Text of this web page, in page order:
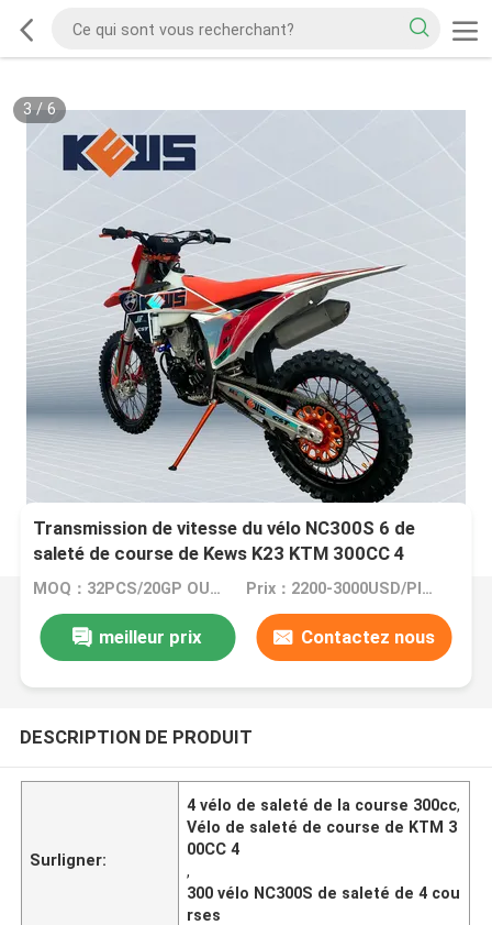
3/6
Transmission de vitesse du vélo NC300S 6 de
saleté de course de Kews K23 KTM 300CC 4
MOQ：32PCS/20GP OU 105PCS/40HC Prix：2200-3000USD/PIECE
meilleur prix Contactez nous
DESCRIPTION DE PRODUIT
Surligner:
4 vélo de saleté de la course 300cc,
Vélo de saleté de course de KTM 3
00CC 4
,
300 vélo NC300S de saleté de 4 cou
rses